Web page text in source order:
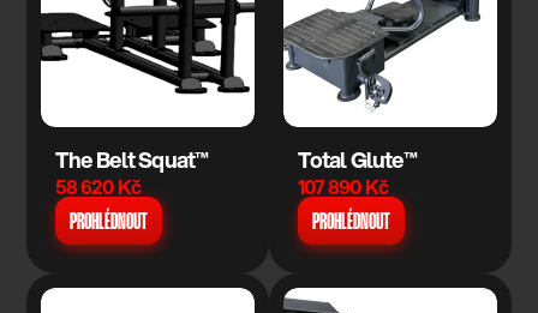
The Belt Squat™
58 620 Kč
PROHLÉDNOUT
Total Glute™
107 890 Kč
PROHLÉDNOUT